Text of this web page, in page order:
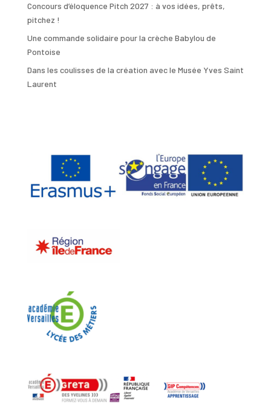
Concours d’éloquence Pitch 2027 : à vos idées, prêts,
pitchez !
Une commande solidaire pour la crèche Babylou de
Pontoise
Dans les coulisses de la création avec le Musée Yves Saint
Laurent